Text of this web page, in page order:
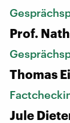
Prof.
Thomas
Jule